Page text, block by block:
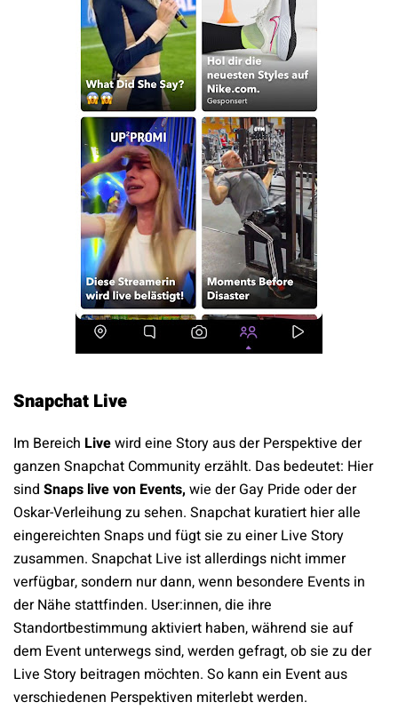
Snapchat Live
Im Bereich Livewird eine Story aus der Perspektive der
ganzen Snapchat Community erzählt. Das bedeutet: Hier
sind Snaps live von Events, wie der Gay Pride oder der
Oskar-Verleihung zu sehen. Snapchat kuratiert hier alle
eingereichten Snaps und fügt sie zu einer Live Story
zusammen. Snapchat Live ist allerdings nicht immer
verfügbar, sondern nur dann, wenn besondere Events in
der Nähe stattfinden. User:innen, die ihre
Standortbestimmung aktiviert haben, während sie auf
dem Event unterwegs sind, werden gefragt, ob sie zu der
Live Story beitragen möchten. So kann ein Event aus
verschiedenen Perspektiven miterlebt werden.